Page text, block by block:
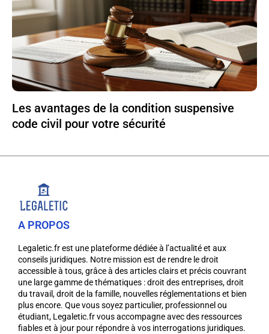
Les avantages de la condition suspensive
code civil pour votre sécurité
A PROPOS
Legaletic.fr est une plateforme dédiée à l’actualité et aux
conseils juridiques. Notre mission est de rendre le droit
accessible à tous, grâce à des articles clairs et précis couvrant
une large gamme de thématiques : droit des entreprises, droit
du travail, droit de la famille, nouvelles réglementations et bien
plus encore. Que vous soyez particulier, professionnel ou
étudiant, Legaletic.fr vous accompagne avec des ressources
fiables et à jour pour répondre à vos interrogations juridiques.